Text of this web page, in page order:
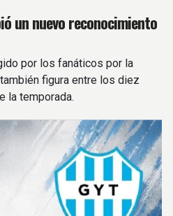
un nuevo reconocimiento
por los fanáticos por la
figura entre los diez
la temporada.